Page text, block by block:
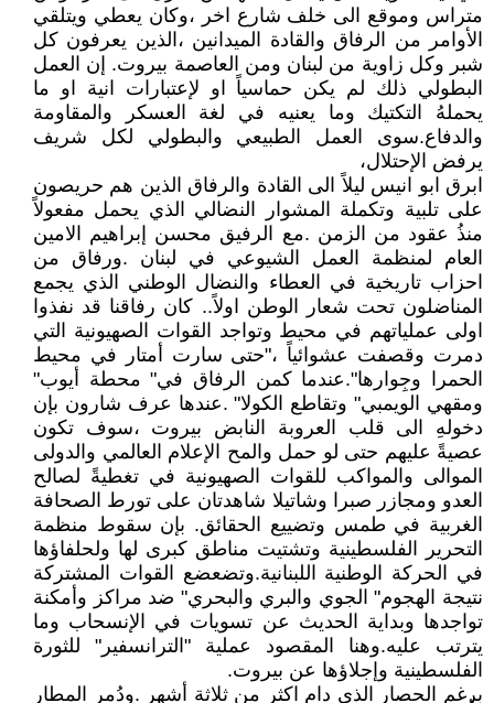
متراس وموقع الى خلف شارع اخر ،وكان يعطي ويتلقي
الأوامر من الرفاق والقادة الميدانين ،الذين يعرفون كل
شبر وكل زاوية من لبنان ومن العاصمة بيروت. إن العمل
البطولي ذلك لم يكن حماسياً او لإعتبارات انية او ما
يحملهُ التكتيك وما يعنيه في لغة العسكر والمقاومة
والدفاع.سوى العمل الطبيعي والبطولي لكل شريف
يرفض الإحتلال،
ابرق ابو انيس ليلاً الى القادة والرفاق الذين هم حريصون
على تلبية وتكملة المشوار النضالي الذي يحمل مفعولاً
منذُ عقود من الزمن .مع الرفيق محسن إبراهيم الامين
العام لمنظمة العمل الشيوعي في لبنان .ورفاق من
احزاب تاريخية في العطاء والنضال الوطني الذي يجمع
المناضلون تحت شعار الوطن اولاً.. كان رفاقنا قد نفذوا
اولى عملياتهم في محيط وتواجد القوات الصهيونية التي
دمرت وقصفت عشوائياً ،"حتى سارت أمتار في محيط
الحمرا وجِوارها".عندما كمن الرفاق في" محطة أيوب"
ومقهي الويمبي" وتقاطع الكولا" .عندها عرف شارون بإن
دخولهِ الى قلب العروبة النابض بيروت ،سوف تكون
عصيةً عليهم حتى لو حمل والمح الإعلام العالمي والدولى
الموالى والمواكب للقوات الصهيونية في تغطيةً لصالح
العدو ومجازر صبرا وشاتيلا شاهدتان على تورط الصحافة
الغربية في طمس وتضييع الحقائق. بإن سقوط منظمة
التحرير الفلسطينية وتشتيت مناطق كبرى لها ولحلفاؤها
في الحركة الوطنية اللبنانية.وتضعضع القوات المشتركة
نتيجة الهجوم" الجوي والبري والبحري" ضد مراكز وأمكنة
تواجدها وبداية الحديث عن تسويات في الإنسحاب وما
يترتب عليه.وهنا المقصود عملية "الترانسفير" للثورة
الفلسطينية وإجلاؤها عن بيروت.
برغم الحصار الذي دام اكثر من ثلاثة أشهر .ودُمر المطار